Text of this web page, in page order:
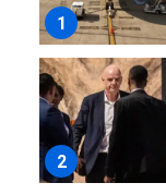
1
2